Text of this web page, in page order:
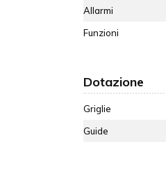
Allarmi
Funzioni
Dotazione
Griglie
Guide